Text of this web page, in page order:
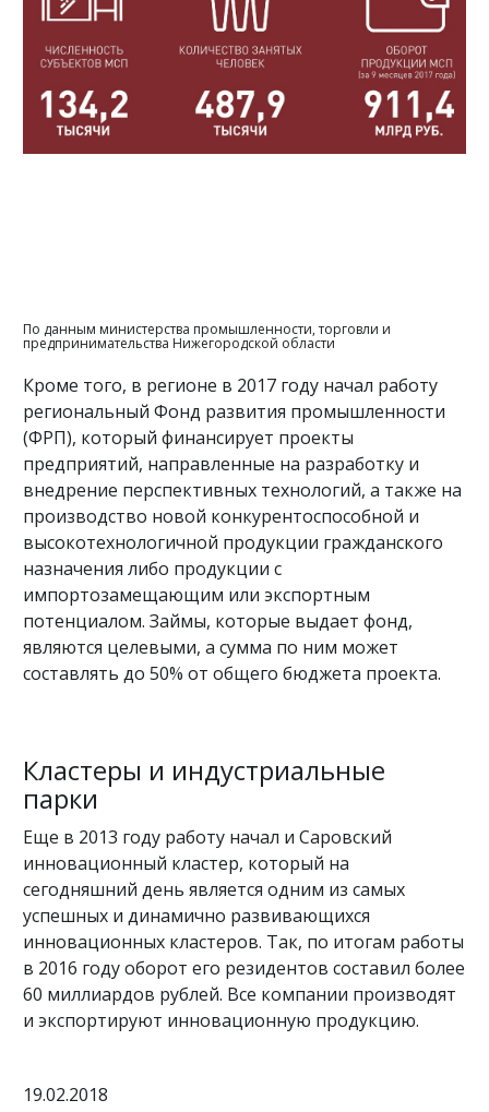
По данным министерства промышленности, торговли и
предпринимательства Нижегородской области
Кроме того, в регионе в 2017 году начал работу
региональный Фонд развития промышленности
(ФРП), который финансирует проекты
предприятий, направленные на разработку и
внедрение перспективных технологий, а также на
производство новой конкурентоспособной и
высокотехнологичной продукции гражданского
назначения либо продукции с
импортозамещающим или экспортным
потенциалом. Займы, которые выдает фонд,
являются целевыми, а сумма по ним может
составлять до 50% от общего бюджета проекта.
Кластеры и индустриальные
парки
Еще в 2013 году работу начал и Саровский
инновационный кластер, который на
сегодняшний день является одним из самых
успешных и динамично развивающихся
инновационных кластеров. Так, по итогам работы
в 2016 году оборот его резидентов составил более
60 миллиардов рублей. Все компании производят
и экспортируют инновационную продукцию.
19.02.2018